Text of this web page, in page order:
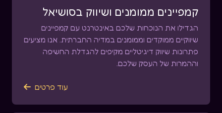
קמפיינים ממומנים ושיווק בסושיאל
הגדילו את הנוכחות שלכם באינטרנט עם קמפיינים
שיווקיים ממוקדים וממומנים במדיה החברתית. אנו מציעים
פתרונות שיווק דיגיטליים מקיפים להגדלת החשיפה
וההמרות של העסק שלכם.
עוד פרטים 